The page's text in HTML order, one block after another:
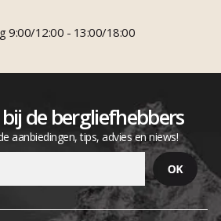
9:00/12:00 - 13:00/18:00
de bergliefhebbers
aanbiedingen, tips, advies en niews!